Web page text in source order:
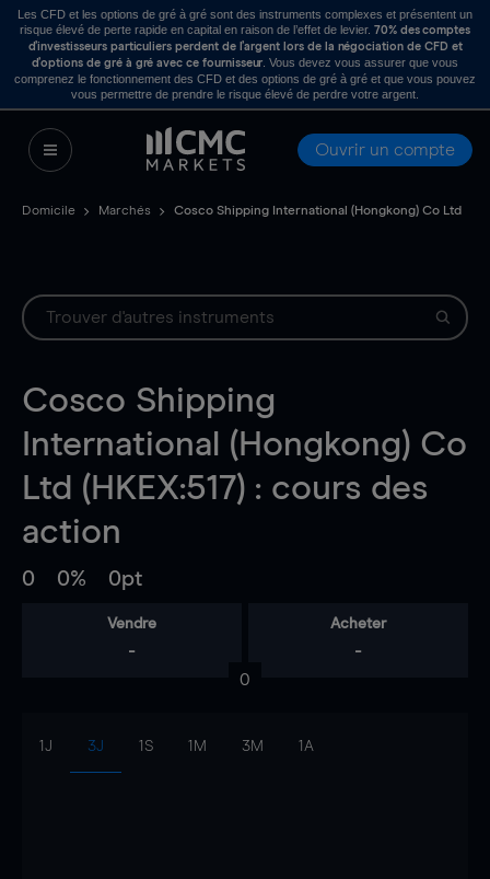
Les CFD et les options de gré à gré sont des instruments complexes et présentent un
risque élevé de perte rapide en capital en raison de l’effet de levier. 70% des comptes
d’investisseurs particuliers perdent de l’argent lors de la négociation de CFD et
d’options de gré à gré avec ce fournisseur . Vous devez vous assurer que vous
comprenez le fonctionnement des CFD et des options de gré à gré et que vous pouvez
vous permettre de prendre le risque élevé de perdre votre argent.
Ouvrir un compte
Domicile Marchés Cosco Shipping International (Hongkong) Co Ltd
Cosco Shipping
International (Hongkong) Co
Ltd (HKEX:517) : cours des
action
0 0% 0pt
Vendre
-
Acheter
-
0
1J 3J 1S 1M 3M 1A